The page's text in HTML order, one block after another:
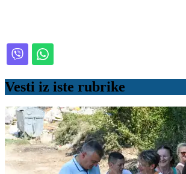
Vesti iz iste rubrike